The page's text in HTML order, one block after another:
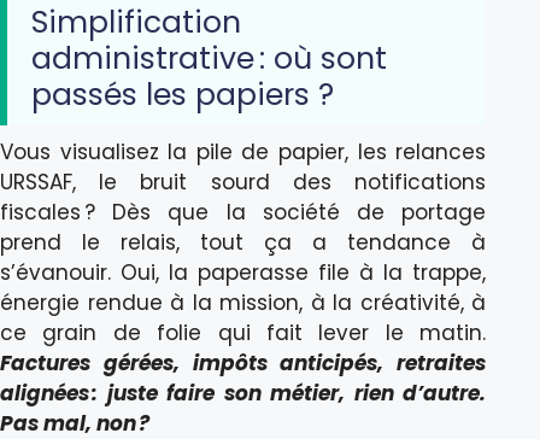
Simplification
administrative : où sont
passés les papiers ?
Vous visualisez la pile de papier, les relances
URSSAF, le bruit sourd des notifications
fiscales ? Dès que la société de portage
prend le relais, tout ça a tendance à
s’évanouir. Oui, la paperasse file à la trappe,
énergie rendue à la mission, à la créativité, à
ce grain de folie qui fait lever le matin.
Factures gérées, impôts anticipés, retraites
alignées : juste faire son métier, rien d’autre.
Pas mal, non ?